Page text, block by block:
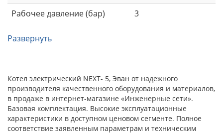
Рабочее давление (бар)
3
Развернуть
Котел электрический NEXT- 5, Эван от надежного
производителя качественного оборудования и материалов,
в продаже в интернет-магазине «Инженерные сети».
Базовая комплектация. Высокие эксплуатационные
характеристики в доступном ценовом сегменте. Полное
соответствие заявленным параметрам и техническим